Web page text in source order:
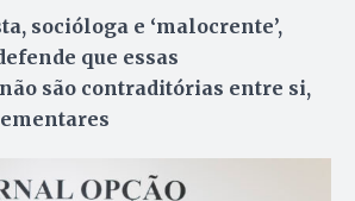
socióloga e ‘malocrente’,
que essas
são contraditórias entre si,